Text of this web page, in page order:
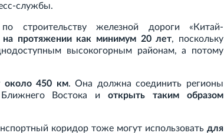
службы.
строительству железной дороги «Китай-
на протяжении как минимум 20 лет, поскольку
высокогорным районам, а потому
около 450 км. Она должна соединить регионы
Ближнего Востока иоткрыть таким образом
коридор тоже могут использовать для